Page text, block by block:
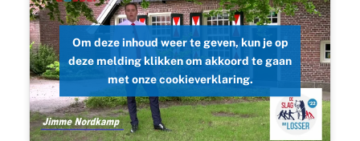
Om deze inhoud weer te geven, kun je op
deze melding klikken om akkoord te gaan
met onze cookieverklaring.